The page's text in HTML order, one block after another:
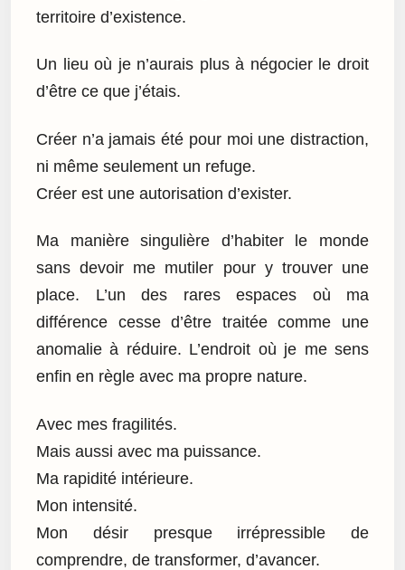
territoire d’existence.
Un lieu où je n’aurais plus à négocier le droit
d’être ce que j’étais.
Créer n’a jamais été pour moi une distraction,
ni même seulement un refuge.
Créer est une autorisation d’exister.
Ma manière singulière d’habiter le monde
sans devoir me mutiler pour y trouver une
place. L’un des rares espaces où ma
différence cesse d’être traitée comme une
anomalie à réduire. L’endroit où je me sens
enfin en règle avec ma propre nature.
Avec mes fragilités.
Mais aussi avec ma puissance.
Ma rapidité intérieure.
Mon intensité.
Mon désir presque irrépressible de
comprendre, de transformer, d’avancer.